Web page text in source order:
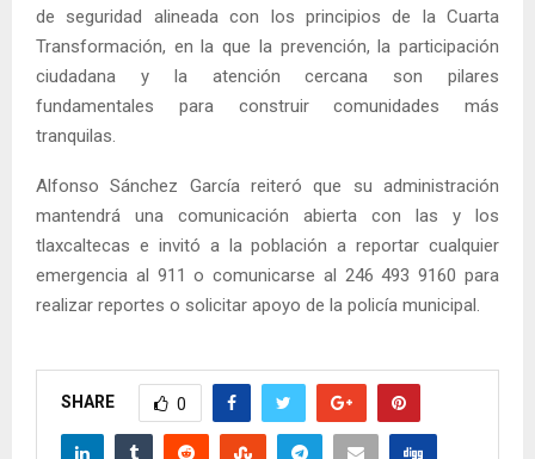
de seguridad alineada con los principios de la Cuarta
Transformación, en la que la prevención, la participación
ciudadana y la atención cercana son pilares
fundamentales para construir comunidades más
tranquilas.
Alfonso Sánchez García reiteró que su administración
mantendrá una comunicación abierta con las y los
tlaxcaltecas e invitó a la población a reportar cualquier
emergencia al 911 o comunicarse al 246 493 9160 para
realizar reportes o solicitar apoyo de la policía municipal.
SHARE 0